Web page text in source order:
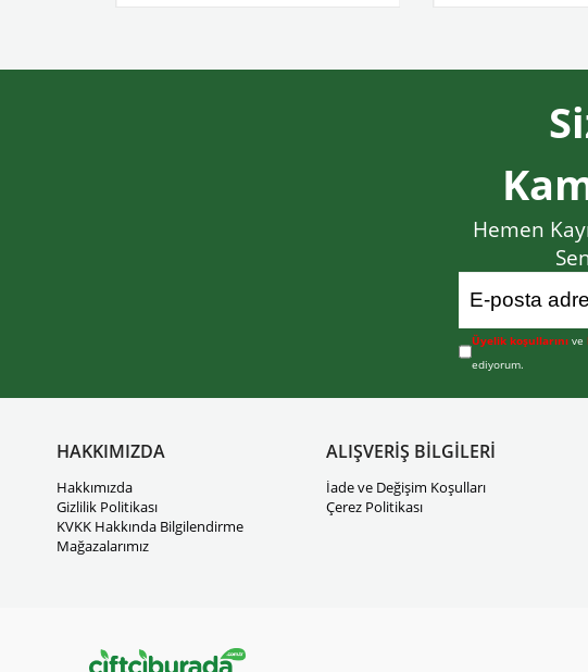
Hemen
Üyelik koşullarını ve
ediyorum.
HAKKIMIZDA
Hakkımızda
Gizlilik Politikası
KVKK Hakkında Bilgilendirme
Mağazalarımız
ALIŞVERİŞ BİLGİLERİ
İade ve Değişim Koşulları
Çerez Politikası